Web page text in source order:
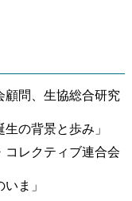
顧問、生協総合研究
の背景と歩み」
コレクティブ連合会
ま」